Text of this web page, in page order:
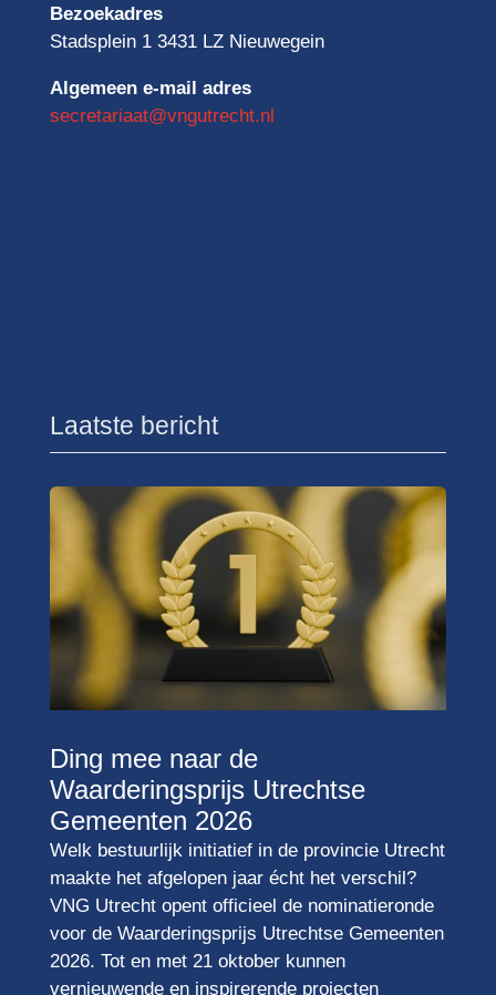
Bezoekadres
Stadsplein 1 3431 LZ Nieuwegein
Algemeen e-mail adres
secretariaat@vngutrecht.nl
Laatste bericht
Ding mee naar de
Waarderingsprijs Utrechtse
Gemeenten 2026
Welk bestuurlijk initiatief in de provincie Utrecht
maakte het afgelopen jaar écht het verschil?
VNG Utrecht opent officieel de nominatieronde
voor de Waarderingsprijs Utrechtse Gemeenten
2026. Tot en met 21 oktober kunnen
vernieuwende en inspirerende projecten